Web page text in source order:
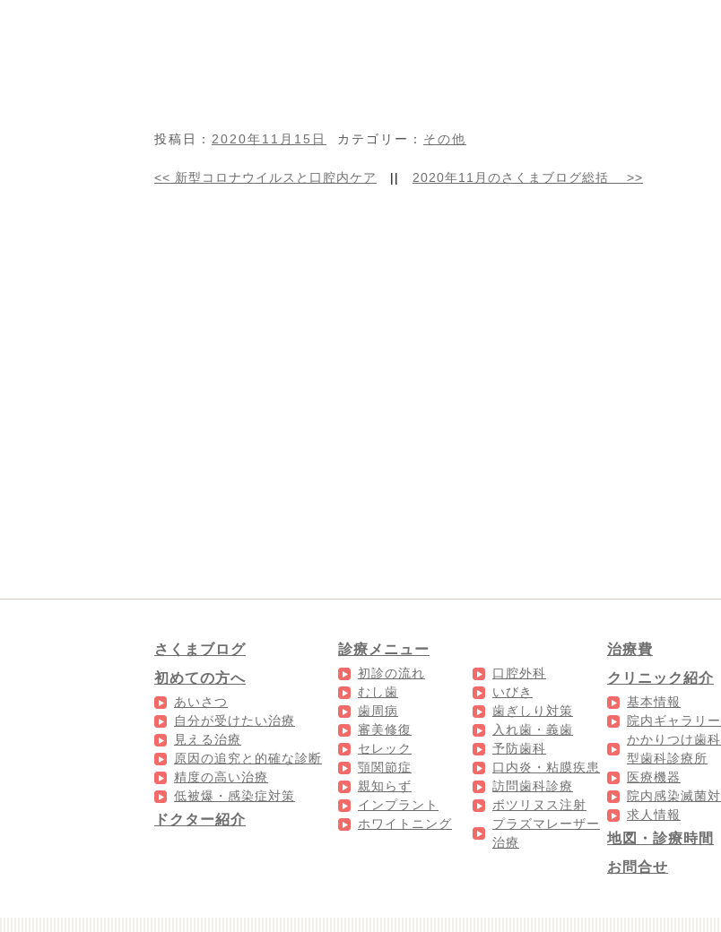
投稿日： 2020年11月15日 カテゴリー： その他
<< 新型コロナウイルスと口腔内ケア || 2020年11月のさくまブログ総括 >>
さくまブログ
初めての方へ
あいさつ
自分が受けたい治療
見える治療
原因の追究と的確な診断
精度の高い治療
低被爆・感染症対策
ドクター紹介
診療メニュー
初診の流れ
むし歯
歯周病
審美修復
セレック
顎関節症
親知らず
インプラント
ホワイトニング
口腔外科
いびき
歯ぎしり対策
入れ歯・義歯
予防歯科
口内炎・粘膜疾患
訪問歯科診療
ボツリヌス注射
プラズマレーザー
治療
治療費
クリニック紹介
基本情報
院内ギャラリー
かかりつけ歯
型歯科診療所
医療機器
院内感染滅菌
求人情報
地図・診療時間
お問合せ